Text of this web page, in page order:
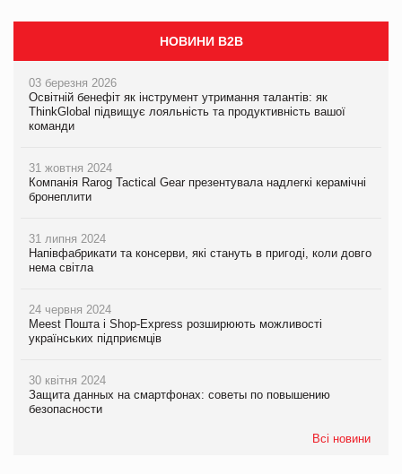
НОВИНИ B2B
03 березня 2026
Освітній бенефіт як інструмент утримання талантів: як
ThinkGlobal підвищує лояльність та продуктивність вашої
команди
31 жовтня 2024
Компанія Rarog Tactical Gear презентувала надлегкі керамічні
бронеплити
31 липня 2024
Напівфабрикати та консерви, які стануть в пригоді, коли довго
нема світла
24 червня 2024
Meest Пошта і Shop-Express розширюють можливості
українських підприємців
30 квітня 2024
Защита данных на смартфонах: советы по повышению
безопасности
Всі новини